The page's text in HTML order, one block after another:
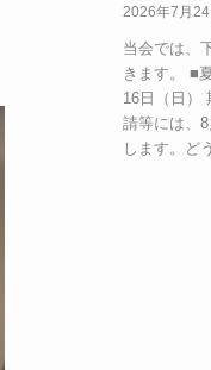
2026年7月
当会では、
きます。 ■
16日（日）
請等には、
します。ど